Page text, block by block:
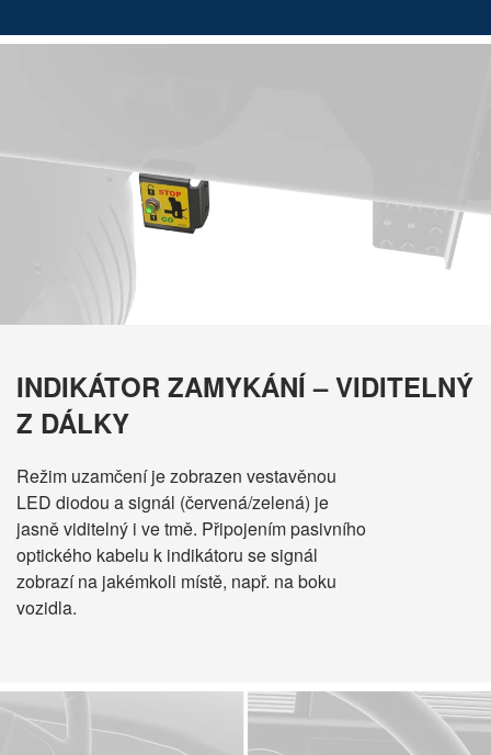
VYBER JAZYK
čeština
English
INDIKÁTOR ZAMYKÁNÍ – VIDITELNÝ
Z DÁLKY
Režim uzamčení je zobrazen vestavěnou
LED diodou a signál (červená/zelená) je
jasně viditelný i ve tmě. Připojením pasivního
optického kabelu k indikátoru se signál
zobrazí na jakémkoli místě, např. na boku
vozidla.